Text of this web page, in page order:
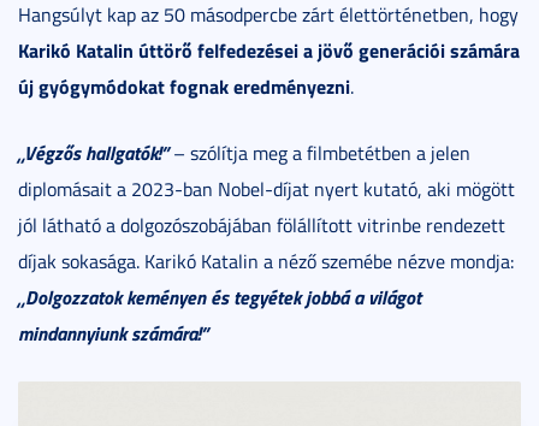
Hangsúlyt kap az 50 másodpercbe zárt élettörténetben, hogy
Karikó Katalin úttörő felfedezései a jövő generációi számára
új gyógymódokat fognak eredményezni.
„Végzős hallgatók!”– szólítja meg a filmbetétben a jelen
diplomásait a 2023-ban Nobel-díjat nyert kutató, aki mögött
jól látható a dolgozószobájában fölállított vitrinbe rendezett
díjak sokasága. Karikó Katalin a néző szemébe nézve mondja:
„Dolgozzatok keményen és tegyétek jobbá a világot
mindannyiunk számára!”